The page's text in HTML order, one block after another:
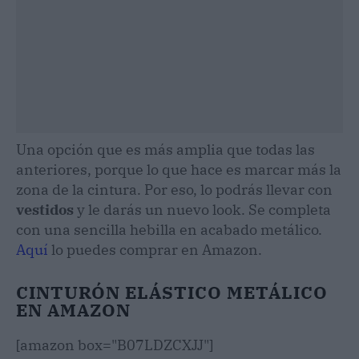
Una opción que es más amplia que todas las
anteriores, porque lo que hace es marcar más la
zona de la cintura. Por eso, lo podrás llevar con
vestidos y le darás un nuevo look. Se completa
con una sencilla hebilla en acabado metálico.
Aquí lo puedes comprar en Amazon.
CINTURÓN ELÁSTICO METÁLICO
EN AMAZON
[amazon box="B07LDZCXJJ"]